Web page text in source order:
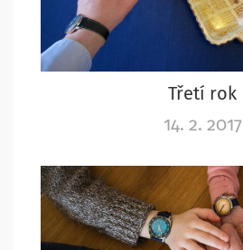
Třetí rok
14. 2. 2017